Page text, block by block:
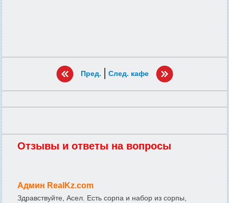
Пред. | След. кафе
Отзывы и ответы на вопросы
Админ RealKz.com
Здравствуйте, Асел. Есть сорпа и набор из сорпы,